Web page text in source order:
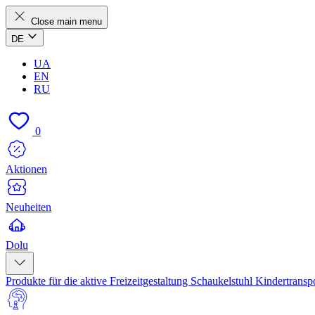
Close main menu
DE
UA
EN
RU
0
Aktionen
Neuheiten
Dolu
Produkte für die aktive Freizeitgestaltung Schaukelstuhl